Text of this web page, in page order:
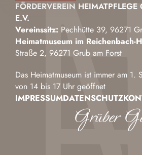
FÖRDERVEREIN
E.V.
Vereinssitz: Pechhütte 39, 96271
Heimatmuseum im Reichenbach-
Straße 2, 96271 Grub am Forst
Das Heimatmuseum ist immer am 1.
von 14 bis 17 Uhr geöffnet
IMPRESSUMDATENSCHUTZ
Grüber